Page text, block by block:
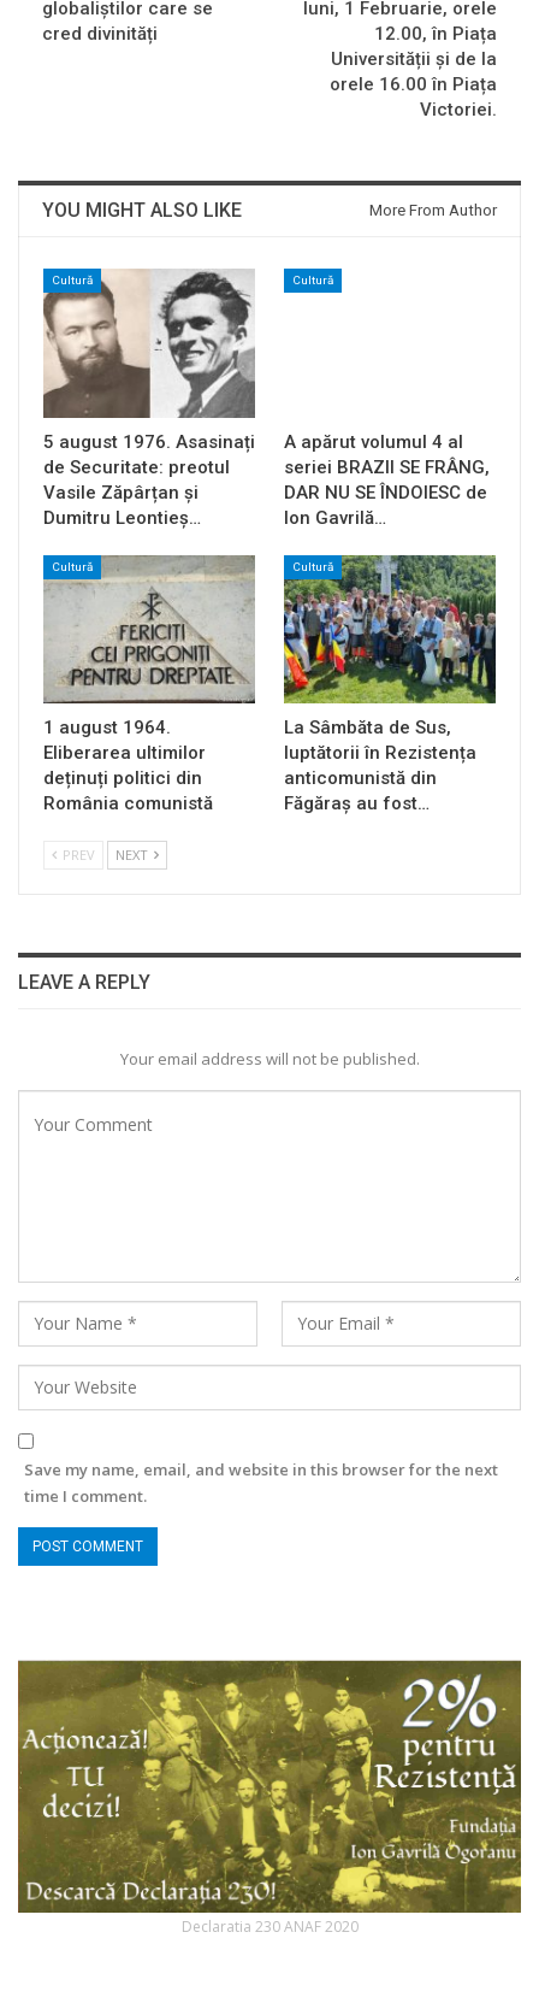
globaliștilor care se
cred divinități
luni, 1 Februarie, orele
12.00, în Piața
Universității și de la
orele 16.00 în Piața
Victoriei.
YOU MIGHT ALSO LIKE More From Author
Cultură
5 august 1976. Asasinați
de Securitate: preotul
Vasile Zăpârțan și
Dumitru Leontieș…
Cultură
A apărut volumul 4 al
seriei BRAZII SE FRÂNG,
DAR NU SE ÎNDOIESC de
Ion Gavrilă…
Cultură
1 august 1964.
Eliberarea ultimilor
deținuți politici din
România comunistă
Cultură
La Sâmbăta de Sus,
luptătorii în Rezistența
anticomunistă din
Făgăraș au fost…
PREV NEXT
LEAVE A REPLY
Your email address will not be published.
Save my name, email, and website in this browser for the next
time I comment.
Declaratia 230 ANAF 2020